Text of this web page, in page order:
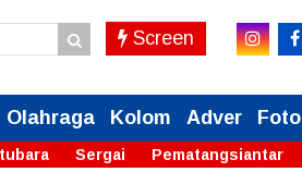
Screen
Olahraga Kolom Adver Foto
Sergai Pematangsiantar